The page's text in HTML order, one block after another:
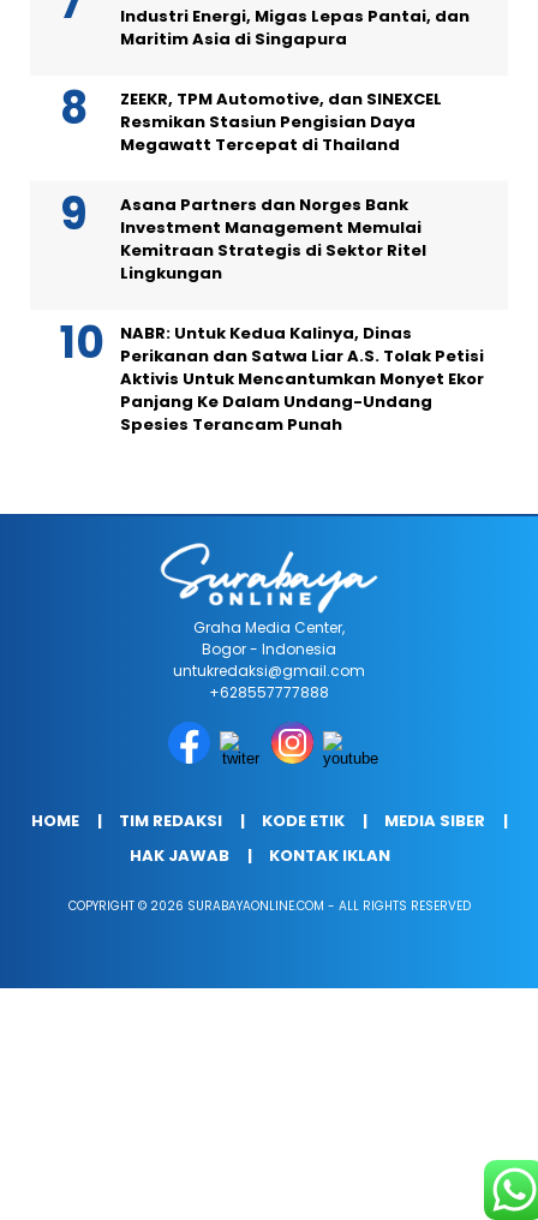
Industri Energi, Migas Lepas Pantai, dan
Maritim Asia di Singapura
ZEEKR, TPM Automotive, dan SINEXCEL
Resmikan Stasiun Pengisian Daya
Megawatt Tercepat di Thailand
Asana Partners dan Norges Bank
Investment Management Memulai
Kemitraan Strategis di Sektor Ritel
Lingkungan
NABR: Untuk Kedua Kalinya, Dinas
Perikanan dan Satwa Liar A.S. Tolak Petisi
Aktivis Untuk Mencantumkan Monyet Ekor
Panjang Ke Dalam Undang-Undang
Spesies Terancam Punah
Graha Media Center,
Bogor - Indonesia
untukredaksi@gmail.com
+628557777888
HOME TIM REDAKSI KODE ETIK
MEDIA SIBER
HAK JAWAB
KONTAK IKLAN
COPYRIGHT © 2026 SURABAYAONLINE.COM - ALL RIGHTS RESERVED